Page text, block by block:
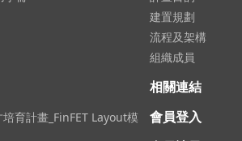
建置規劃
流程及架構
組織成員
育計畫_FinFET Layout模
相關連結
會員登入